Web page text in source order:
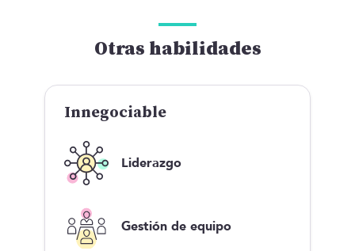
Otras habilidades
Innegociable
Liderazgo
Gestión de equipo